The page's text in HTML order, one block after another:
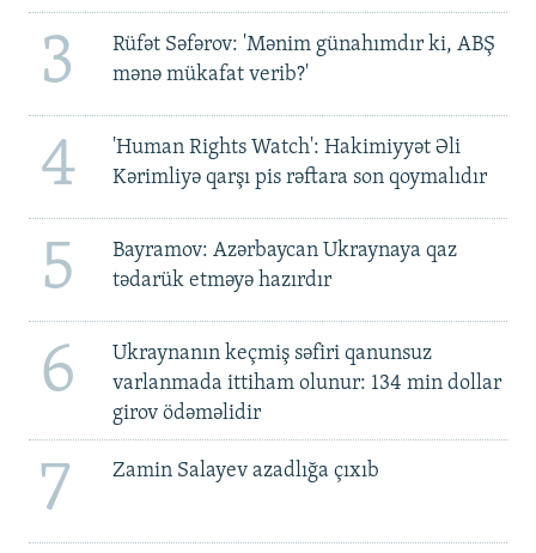
3
Rüfət Səfərov: 'Mənim günahımdır ki, ABŞ
mənə mükafat verib?'
4
'Human Rights Watch': Hakimiyyət Əli
Kərimliyə qarşı pis rəftara son qoymalıdır
5
Bayramov: Azərbaycan Ukraynaya qaz
tədarük etməyə hazırdır
6
Ukraynanın keçmiş səfiri qanunsuz
varlanmada ittiham olunur: 134 min dollar
girov ödəməlidir
7 Zamin Salayev azadlığa çıxıb